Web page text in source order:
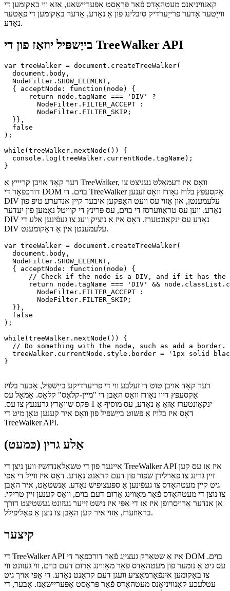
די TreeWalker API איז אַ שטאַרק געצייַג פֿאַר דורכפאָר די DOM בוים.
מיט עס, איר קענען לייכט מאַך אַרום דעם בוים און באַקומען
אינפֿאָרמאַציע וועגן די נאָודז איר טרעפן. די אַפּי אויך גיט אַ נומער פון
ווייַטער אָדער פרייַערדיק סיבלינג פון אַ נאָדע, אָדער באַקומען די פאָטער
נאָדע.
var treeWalker = document.createTreeWalker(
  document.body,
  NodeFilter.SHOW_ELEMENT,
  { acceptNode: function(node) {
      return node.tagName === 'DIV' ?
        NodeFilter.FILTER_ACCEPT :
        NodeFilter.FILTER_SKIP;
  }},
  false
);
while(treeWalker.nextNode()) {
  console.log(treeWalker.currentNode.tagName);
דער קאָד אויבן קריייץ אַ TreeWalker, וואָס איז דעמאָלט געניצט צו
דורכפאָר די DOM בוים. די TreeWalker אַקסעפּץ בלויז נאָודז וואָס זענען
DIV עלעמענטן, און אַזוי עס וועט האָפּקען איבער קיין אנדערע טיפּ פון
DIV נאָדע עס ינקאַונטערז. דאָס איז אַ נוציק וועג צו געפֿינען אַלע די
DIV עלעמענטן אין אַ דאָקומענט.
var treeWalker = document.createTreeWalker(
  document.body,
  NodeFilter.SHOW_ELEMENT,
  { acceptNode: function(node) {
// Check if the node is a DIV, and if it has the
return node.tagName === 'DIV' &&
        NodeFilter.FILTER_ACCEPT :
        NodeFilter.FILTER_SKIP;
  }},
  false
treeWalker.currentNode.style.border = '1px solid
}
דער קאָד אויבן טוט די זעלבע ווי די פריערדיקע בייַשפּיל, אָבער בלויז
אַקסעפּץ דיוו נאָודז וואָס האָבן די "מיין-קלאַס" קלאַס. אַמאָל עס
דאָס איז בלויז אַ פּשוט בייַשפּיל פון וואָס איר קענען טאָן מיט די
TreeWalker API.
(כּמעט) אַלע גרין
איינער פון די טשאַלאַנדזשיז ווען ניצן די TreeWalker API איז אַז עס קען
זיין גרינג צו פאַרלירן שפּור פון דעם קראַנט נאָדע. דאָס איז ווייַל די אַפּי
גיט קיין מעטהאָדס צו געפֿינען אַ ספּעציפיש נאָדע. אַנשטאָט, איר האָבן
אן אנדער אַרויסרופן איז אַז די אַפּי איז נישט זייער געזונט געשטיצט דורך
קיצער
די TreeWalker API איז אַ שטאַרק געצייַג פֿאַר דורכפאָר די DOM בוים.